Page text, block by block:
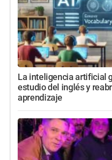
La inteligencia artificial
estudio del inglés y
aprendizaje